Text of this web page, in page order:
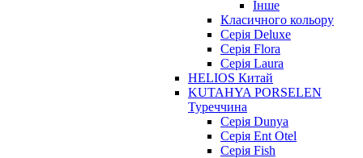
Інше
Класичного кольору
Серія Deluxe
Серія Flora
Серія Laura
HELIOS Китай
KUTAHYA PORSELEN
Туреччина
Серія Dunya
Серія Ent Otel
Серія Fish